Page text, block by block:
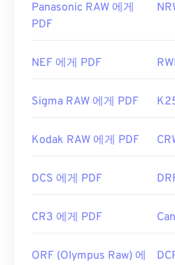
Panasonic RAW 에게
PDF
NEF 에게 PDF
Sigma RAW 에게 PDF
Kodak RAW 에게 PDF
DCS 에게 PDF
CR3 에게 PDF
ORF (Olympus Raw) 에